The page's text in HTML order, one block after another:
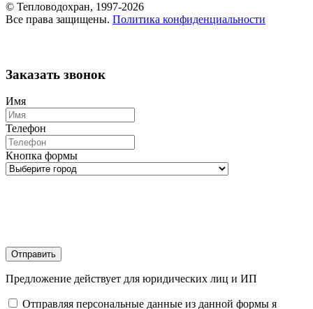
© Тепловодохран, 1997-2026
Все права защищены. Политика конфиденциальности
Заказать звонок
Имя
Телефон
Кнопка формы
Отправить
Предложение действует для юридических лиц и ИП
Отправляя персональные данные из данной формы я